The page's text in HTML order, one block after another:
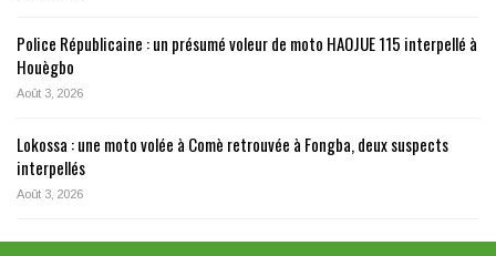
Police Républicaine : un présumé voleur de moto HAOJUE 115 interpellé à
Houègbo
Août 3, 2026
Lokossa : une moto volée à Comè retrouvée à Fongba, deux suspects
interpellés
Août 3, 2026